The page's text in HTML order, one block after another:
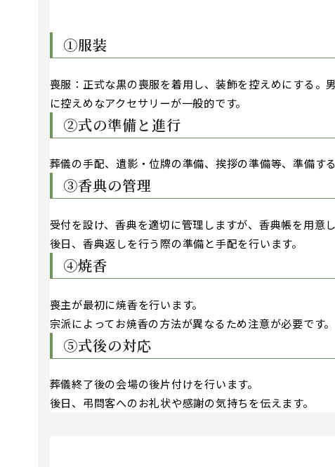
①服装
喪服：正式な黒の喪服を着用し、装飾を控えめにする。
に控えめなアクセサリーが一般的です。
②式の準備と進行
葬儀の手配、遺影・位牌の準備、挨拶の準備等、準備す
③香典の管理
受付を設け、香典を適切に管理しますが、香典帳を用意
後日、香典返しを行う際の準備と手配を行います。
④焼香
喪主が最初に焼香を行います。
宗派によってお焼香の方法が異なるため注意が必要です。
⑤式後の対応
葬儀終了後の会場の後片付けを行います。
後日、弔問客へのお礼状や感謝の気持ちを伝えます。